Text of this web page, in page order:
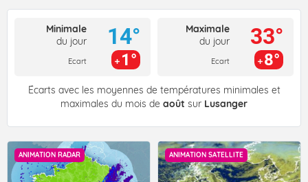
Minimale
du jour
Ecart
14°
1°
Maximale
du jour
Ecart
33°
8°
Écarts avec les moyennes de températures minimales et
maximales du mois de août sur Lusanger
ANIMATION RADAR ANIMATION SATELLITE